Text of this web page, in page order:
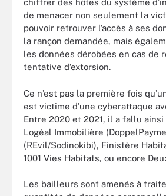
chiffrer des hôtes du système
de menacer non seulement la
pouvoir retrouver l’accès à ses
la rançon demandée, mais
les données dérobées en cas de
tentative d’extorsion.
Ce n’est pas la première fois
est victime d’une cyberattaque
Entre 2020 et 2021, il a fallu
Logéal Immobilière
(REvil/Sodinokibi), Finistère
1001 Vies Habitats, ou encore
Les bailleurs sont amenés à